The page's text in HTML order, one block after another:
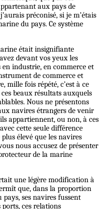
aux pays de
préconisé, si je m’étais
du pays. Ce système
était insignifiante
devant vos yeux les
industrie, en commerce et
de commerce et
mille fois répété, c’est à ce
beaux résultats auxquels
Nous ne présentons
navires étrangers de venir
appartiennent, ou non, à ces
cette seule différence
élevé que les navires
nous accusez de présenter
de la marine
une légère modification à
que, dans la proportion
ses navires fussent
ces relations